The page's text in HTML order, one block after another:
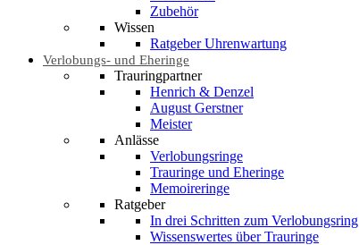
Zubehör
Wissen
Ratgeber Uhrenwartung
Verlobungs- und Eheringe
Trauringpartner
Henrich & Denzel
August Gerstner
Meister
Anlässe
Verlobungsringe
Trauringe und Eheringe
Memoireringe
Ratgeber
In drei Schritten zum Verlobungsring
Wissenswertes über Trauringe